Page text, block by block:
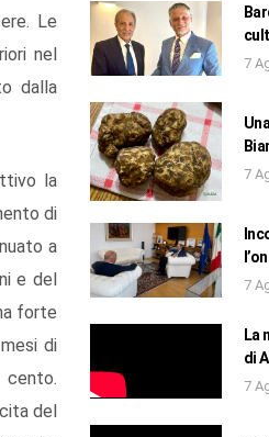
Le
nel
dalla
la
di
a
e del
forte
di
cento.
del
7
7
7
La
di
7